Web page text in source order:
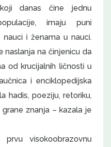
danas čine jednu
imaju puni
i ženama u nauci.
naslanja na činjenicu da
od krucijalnih ličnosti u
i enciklopedijska
hadis, poeziju, retoriku,
znanja – kazala je
visokoobrazovnu